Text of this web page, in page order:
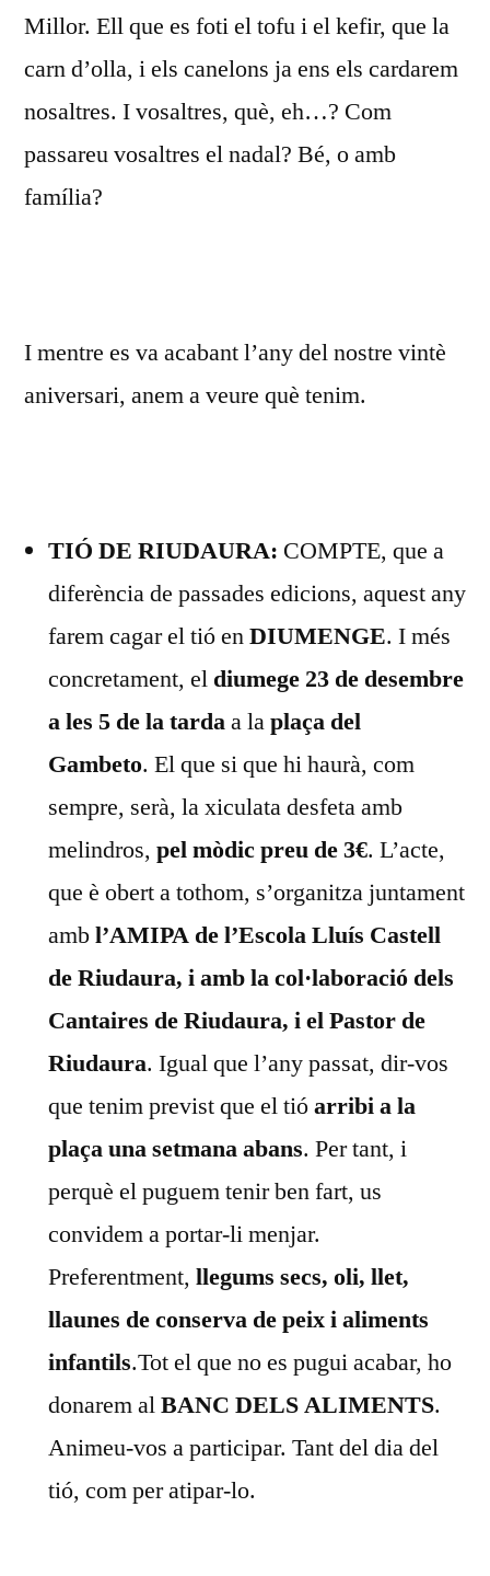
Millor. Ell que es foti el tofu i el kefir, que la
carn d’olla, i els canelons ja ens els cardarem
nosaltres. I vosaltres, què, eh…? Com
passareu vosaltres el nadal? Bé, o amb
família?
I mentre es va acabant l’any del nostre vintè
aniversari, anem a veure què tenim.
TIÓ DE RIUDAURA: COMPTE, que a
diferència de passades edicions, aquest any
farem cagar el tió enDIUMENGE. I més
concretament, el diumege 23 de desembre
a les 5 de la tardaa laplaça del
Gambeto. El que si que hi haurà, com
sempre, serà, la xiculata desfeta amb
melindros, pel mòdic preu de 3€. L’acte,
que è obert a tothom, s’organitza juntament
ambl’AMIPA de l’Escola Lluís Castell
de Riudaura, i amb la col·laboració dels
Cantaires de Riudaura, i el Pastor de
Riudaura. Igual que l’any passat, dir-vos
que tenim previst que el tióarribi a la
plaça una setmana abans. Per tant, i
perquè el puguem tenir ben fart, us
convidem a portar-li menjar.
Preferentment, llegums secs, oli, llet,
llaunes de conserva de peix i aliments
infantils.Tot el que no es pugui acabar, ho
donarem alBANC DELS ALIMENTS.
Animeu-vos a participar. Tant del dia del
tió, com per atipar-lo.